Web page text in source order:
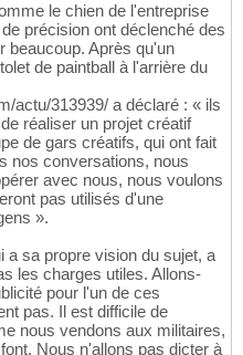
le chien de l'entreprise
précision ont déclenché des
beaucoup. Après qu'un
de paintball à l'arrière du
actu/313939/ a déclaré : « ils
réaliser un projet créatif
de gars créatifs, qui ont fait
nos conversations, nous
avec nous, nous voulons
pas utilisés d'une
».
a sa propre vision du sujet, a
les charges utiles. Allons-
pour l'un de ces
pas. Il est difficile de
nous vendons aux militaires,
Nous n'allons pas dicter à